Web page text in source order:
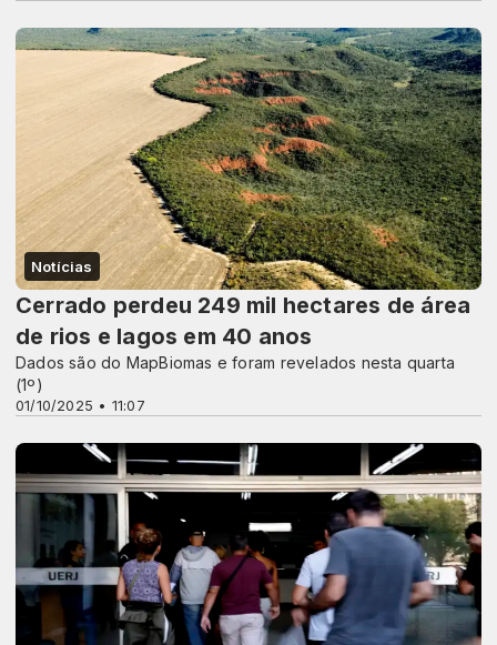
Notícias
01/10/2025 • 11:07
Cerrado perdeu 249 mil hectares de área
de rios e lagos em 40 anos
Dados são do MapBiomas e foram revelados nesta quarta
(1º)